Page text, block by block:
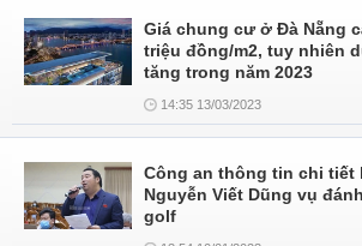
Giá chung cư ở Đà Nẵng
triệu đồng/m2, tuy nhiên
tăng trong năm 2023
14:35 13/03/2023
Công an thông tin chi tiết
Nguyễn Viết Dũng vụ
golf